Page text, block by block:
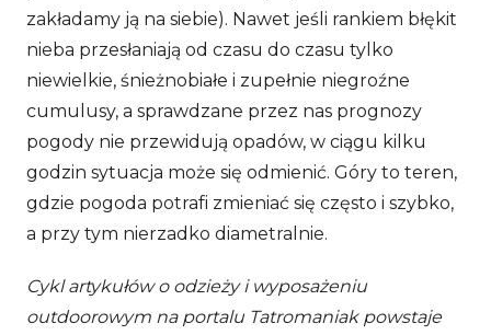
zakładamy ją na siebie). Nawet jeśli rankiem błękit
nieba przesłaniają od czasu do czasu tylko
niewielkie, śnieżnobiałe i zupełnie niegroźne
cumulusy, a sprawdzane przez nas prognozy
pogody nie przewidują opadów, w ciągu kilku
godzin sytuacja może się odmienić. Góry to teren,
gdzie pogoda potrafi zmieniać się często i szybko,
a przy tym nierzadko diametralnie.
Cykl artykułów o odzieży i wyposażeniu
outdoorowym na portalu Tatromaniak powstaje